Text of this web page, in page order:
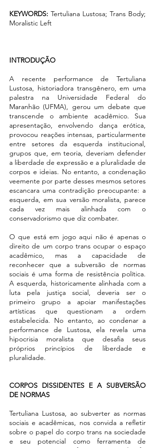
KEYWORDS: Tertuliana Lustosa; Trans Body;
Moralistic Left
INTRODUÇÃO
A recente performance de Tertuliana
Lustosa, historiadora transgênero, em uma
palestra na Universidade Federal do
Maranhão (UFMA), gerou um debate que
transcende o ambiente acadêmico. Sua
apresentação, envolvendo dança erótica,
provocou reações intensas, particularmente
entre setores da esquerda institucional,
grupos que, em teoria, deveriam defender
a liberdade de expressão e a pluralidade de
corpos e ideias. No entanto, a condenação
veemente por parte desses mesmos setores
escancara uma contradição preocupante: a
esquerda, em sua versão moralista, parece
cada vez mais alinhada com o
conservadorismo que diz combater.
O que está em jogo aqui não é apenas o
direito de um corpo trans ocupar o espaço
acadêmico, mas a capacidade de
reconhecer que a subversão de normas
sociais é uma forma de resistência política.
A esquerda, historicamente alinhada com a
luta pela justiça social, deveria ser o
primeiro grupo a apoiar manifestações
artísticas que questionam a ordem
estabelecida. No entanto, ao condenar a
performance de Lustosa, ela revela uma
hipocrisia moralista que desafia seus
próprios princípios de liberdade e
pluralidade.
CORPOS DISSIDENTES E A SUBVERSÃO
DE NORMAS
Tertuliana Lustosa, ao subverter as normas
sociais e acadêmicas, nos convida a refletir
sobre o papel do corpo trans na sociedade
e seu potencial como ferramenta de